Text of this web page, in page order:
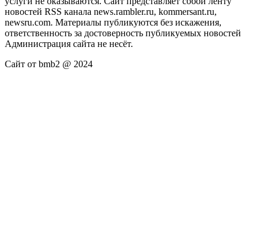
новостей RSS канала news.rambler.ru, kommersant.ru,
newsru.com. Материалы публикуются без искажения,
ответственность за достоверность публикуемых новостей
Администрация сайта не несёт.
Сайт от bmb2 @ 2024